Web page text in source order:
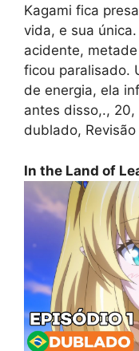
Kagami fica
vida, e sua
acidente,
ficou paralisado.
de energia, ela
antes disso,.,
dublado,
In the Land of